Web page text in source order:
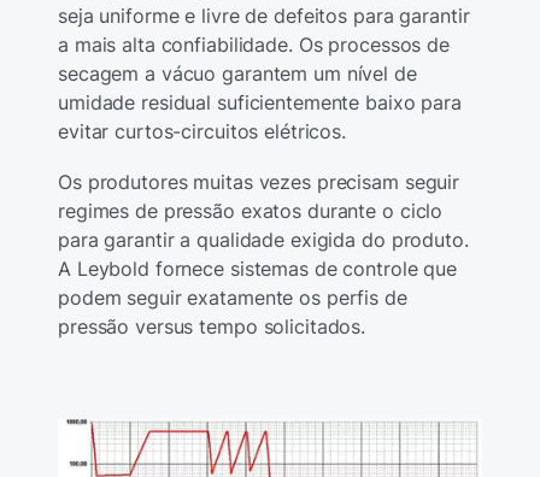
seja uniforme e livre de defeitos para garantir
a mais alta confiabilidade. Os processos de
secagem a vácuo garantem um nível de
umidade residual suficientemente baixo para
evitar curtos-circuitos elétricos.
Os produtores muitas vezes precisam seguir
regimes de pressão exatos durante o ciclo
para garantir a qualidade exigida do produto.
A Leybold fornece sistemas de controle que
podem seguir exatamente os perfis de
pressão versus tempo solicitados.